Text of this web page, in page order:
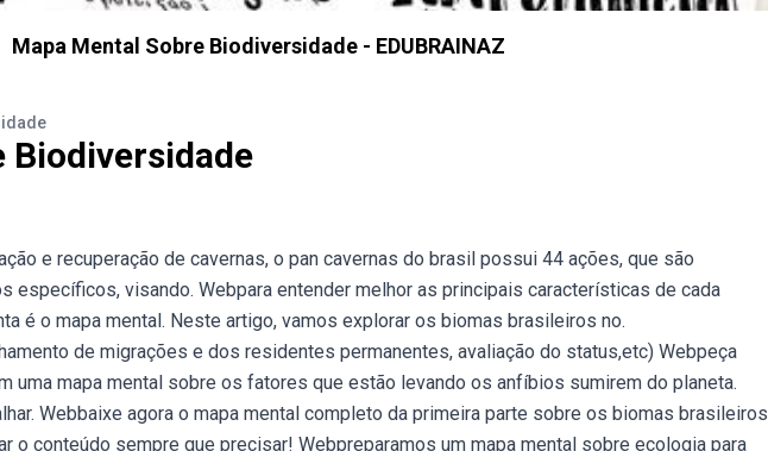
Mapa Mental Sobre Biodiversidade - EDUBRAINAZ
Biodiversidade
e recuperação de cavernas, o pan cavernas do brasil possui 44 ações, que são
específicos, visando. Webpara entender melhor as principais características de cada
é o mapa mental. Neste artigo, vamos explorar os biomas brasileiros no.
de migrações e dos residentes permanentes, avaliação do status,etc) Webpeça
uma mapa mental sobre os fatores que estão levando os anfíbios sumirem do planeta.
Webbaixe agora o mapa mental completo da primeira parte sobre os biomas brasileiros
o conteúdo sempre que precisar! Webpreparamos um mapa mental sobre ecologia para